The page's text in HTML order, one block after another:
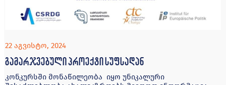
22 აგვისტო, 2024
გამარჯვებული პროექტი სუფსადან
კონკურსში მონაწილეობა იყო უნიკალური